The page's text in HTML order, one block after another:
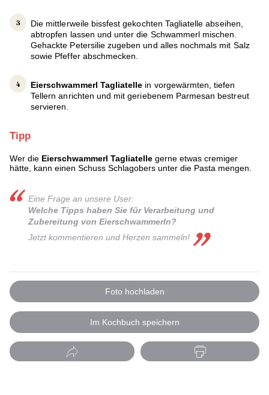
Die mittlerweile bissfest gekochten Tagliatelle abseihen,
abtropfen lassen und unter die Schwammerl mischen.
Gehackte Petersilie zugeben und alles nochmals mit Salz
sowie Pfeffer abschmecken.
Eierschwammerl Tagliatelle in vorgewärmten, tiefen
Tellern anrichten und mit geriebenem Parmesan bestreut
servieren.
Tipp
Wer die Eierschwammerl Tagliatelle gerne etwas cremiger
hätte, kann einen Schuss Schlagobers unter die Pasta mengen.
Eine Frage an unsere User:
Welche Tipps haben Sie für Verarbeitung und
Zubereitung von Eierschwammerln?
Jetzt kommentieren und Herzen sammeln!
Foto hochladen
Im Kochbuch speichern